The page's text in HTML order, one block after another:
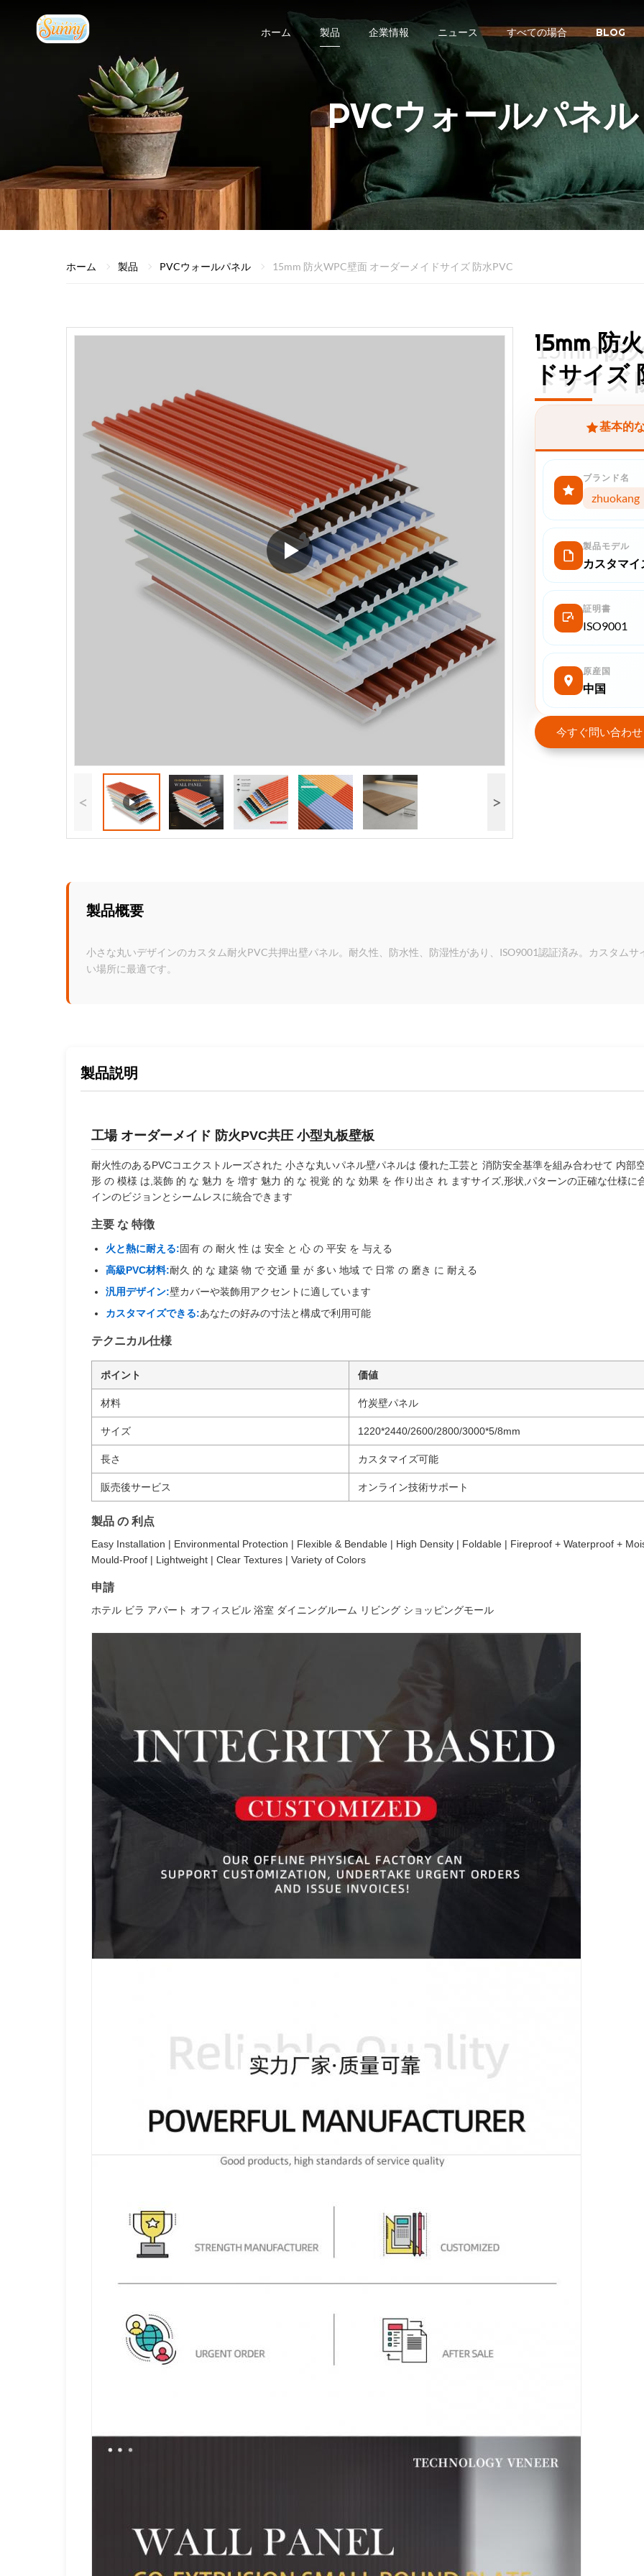
ホーム 製品 企業情報 ニュース すべての場合 BLOG
PVCウォールパネル
ホーム 製品 PVCウォールパネル 15mm 防火WPC壁面 オーダーメイドサイズ 防水PVC
< >
15mm 防
ドサイズ
15mm 防
ドサイズ
基本的
ブランド名
zhuokang
製品モデル
カスタマイ
証明書
ISO9001
原産国
中国
今すぐ問い合わせ
製品概要
小さな丸いデザインのカスタム耐火PVC共押出壁パネル。耐久性、防水性、防湿性があり、ISO9001認証済み。カスタム
い場所に最適です。
製品説明
工場 オーダーメイド 防火PVC共圧 小型丸板壁板
耐火性のあるPVCコエクストルーズされた 小さな丸いパネル壁パネルは 優れた工芸と 消防安全基準を組み合わせて 内部
形 の 模様 は,装飾 的 な 魅力 を 増す 魅力 的 な 視覚 的 な 効果 を 作り出さ れ ますサイズ,形状,パターンの正確な仕様
インのビジョンとシームレスに統合できます
主要 な 特徴
火と熱に耐える:固有 の 耐火 性 は 安全 と 心 の 平安 を 与える
高級PVC材料:耐久 的 な 建築 物 で 交通 量 が 多い 地域 で 日常 の 磨き に 耐える
汎用デザイン:壁カバーや装飾用アクセントに適しています
カスタマイズできる:あなたの好みの寸法と構成で利用可能
テクニカル仕様
ポイント 価値
材料 竹炭壁パネル
サイズ 1220*2440/2600/2800/3000*5/8mm
長さ カスタマイズ可能
販売後サービス オンライン技術サポート
製品 の 利点
Easy Installation | Environmental Protection | Flexible & Bendable | High Density | Foldable | Fireproof + Waterproof +
Mould-Proof | Lightweight | Clear Textures | Variety of Colors
申請
ホテル ビラ アパート オフィスビル 浴室 ダイニングルーム リビング ショッピングモール